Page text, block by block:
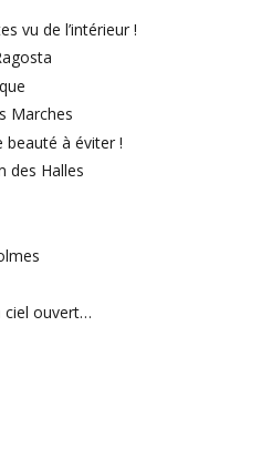
vu de l’intérieur !
Marches
beauté à éviter !
des Halles
ciel ouvert…